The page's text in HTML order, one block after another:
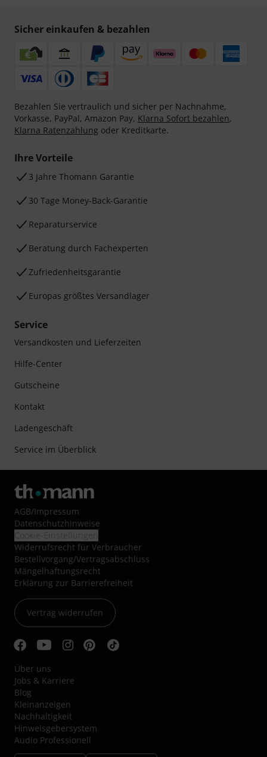
Sicher einkaufen & bezahlen
Bezahlen Sie vertraulich und sicher per Nachnahme,
Vorkasse, PayPal, Amazon Pay, Klarna Sofort bezahlen,
Klarna Ratenzahlung oder Kreditkarte.
Ihre Vorteile
3 Jahre Thomann Garantie
30 Tage Money-Back-Garantie
Reparaturservice
Beratung durch Fachexperten
Zufriedenheitsgarantie
Europas größtes Versandlager
Service
Versandkosten und Lieferzeiten
Hilfe-Center
Gutscheine
Kontakt
Ladengeschäft
Service im Überblick
AGB/Impressum
Datenschutzhinweise
Widerrufsrecht für Verbraucher
Bestellvorgang/Vertragsabschluss
Mängelhaftungsrecht
Erklärung zur Barrierefreiheit
Vertrag widerrufen
Über uns
Jobs & Karriere
Blog
Kleinanzeigen
Nachhaltigkeit
Hinweisgebersystem
Audio Professionell